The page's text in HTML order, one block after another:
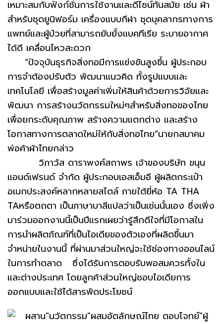
เหมาะสมกับฟังก์ชั่นการใช้งานและดีไซน์ทันสมัย เช่น ผ้า
สำหรับชุดยูนิฟอร์ม เครื่องแบบกีฬา ชุดบุคลากรทางการ
แพทย์และผู้ป่วยที่สามารถยับยั้งแบคทีเรีย ระบายอากาศ
ได้ดี เคลื่อนไหวสะดวก
“ปัจจุบันธุรกิจสิ่งทอมีการแข่งขันสูงขึ้น ผู้ประกอบ
การจำต้องปรับตัว พัฒนาแนวคิด ทั้งรูปแบบและ
เทคโนโลยี เพื่อสร้างมูลค่าเพิ่มให้สินค้าด้วยการวิจัยและ
พัฒนา การสร้างนวัตกรรมใหม่ๆสำหรับสิ่งทอของไทย
เพื่อยกระดับคุณภาพ สร้างความแตกต่าง และสร้าง
โอกาสทางการตลาดใหม่ให้กับสิ่งทอไทย”นายกสมาคม
พ่อค้าผ้าไทยกล่าว
วิภาวัส ดาราพงศ์สถาพร เจ้าของบริษัท ขนุน
แอนด์เฟรนด์ จำกัด ผู้ประกอบเอสเอ็มอี ผู้ผลิตกระเป๋า
อเนกประสงค์หลากหลายสไตล์ ภายใต้ยี่ห้อ TA THA
TAหรือตถตา เป็นภาษาบาลีแปลว่าเป็นเช่นนั้นเอง ซึ่งเพิ่ง
มาร่วมออกงานนี้เป็นปีแรกเผยว่ารู้สึกดีใจที่มีโอกาสใน
การนำผลิตภัณฑ์ที่เป็นไอเดียของตัวเองที่ผลิตขึ้นมา
จำหน่ายในงานนี้ ที่ผ่านมาส่วนใหญ่จะใช้ช่องทางออนไลน์
ในการทำตลาด ซึ่งได้รับการตอบรับพอสมควรทั้งใน
และต่างประเทศ โดยลูกค้าส่วนใหญ่ชอบไอเดียการ
ออกแบบและใช้ได้สารพัดประโยชน์